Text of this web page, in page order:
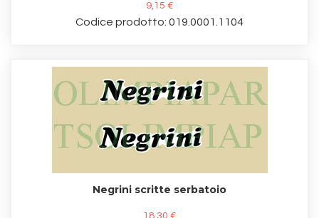
9,15 €
Codice prodotto: 019.0001.1104
Negrini scritte serbatoio
18,30 €